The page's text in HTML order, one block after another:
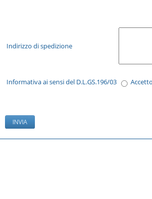
Indirizzo di spedizione
Informativa ai sensi del D.L.GS.196/03